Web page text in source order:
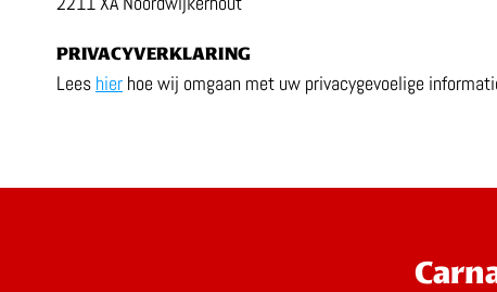
PRIVACYVERKLARING
Lees hier hoe wij omgaan met uw privacygevoelige